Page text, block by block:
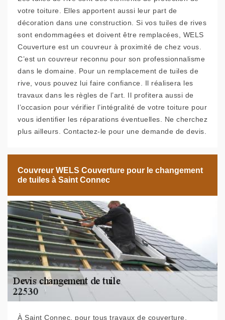
votre toiture. Elles apportent aussi leur part de
décoration dans une construction. Si vos tuiles de rives
sont endommagées et doivent être remplacées, WELS
Couverture est un couvreur à proximité de chez vous.
C’est un couvreur reconnu pour son professionnalisme
dans le domaine. Pour un remplacement de tuiles de
rive, vous pouvez lui faire confiance. Il réalisera les
travaux dans les règles de l’art. Il profitera aussi de
l’occasion pour vérifier l’intégralité de votre toiture pour
vous identifier les réparations éventuelles. Ne cherchez
plus ailleurs. Contactez-le pour une demande de devis.
Couvreur WELS Couverture pour le changement
de tuiles à Saint Connec
À Saint Connec, pour tous travaux de couverture,